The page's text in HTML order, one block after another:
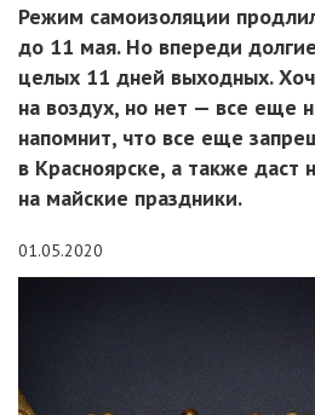
Режим самоизоляции
до 11 мая. Но впереди
целых 11 дней выходных.
на воздух, но нет — все еще
напомнит, что все еще
в Красноярске, а также
на майские праздники.
01.05.2020